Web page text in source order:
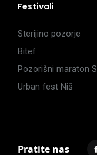
Festivali
Sterijino pozorje
Bitef
Pozorišni maraton
Urban fest Niš
Pratite nas